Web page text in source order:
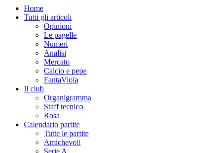
Home
Tutti gli articoli
Opinioni
Le pagelle
Numeri
Analisi
Mercato
Calcio e pepe
FantaViola
Il club
Organigramma
Staff tecnico
Rosa
Calendario partite
Tutte le partite
Amichevoli
Serie A